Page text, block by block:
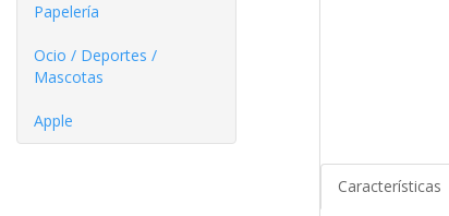
Papelería
Ocio / Deportes /
Mascotas
Apple
Características